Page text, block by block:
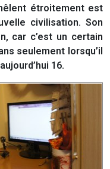
étroitement est
civilisation. Son
car c’est un certain
seulement lorsqu’il
16.